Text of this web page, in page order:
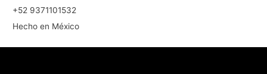
+52 9371101532
Hecho en México